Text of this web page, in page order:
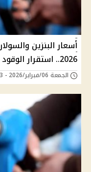
2026.. استقرار الوقود دون زيادات جديدة
الجمعة 06/فبراير/2026 - 12:23 ص